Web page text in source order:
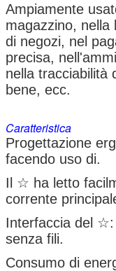
Ampiamente
magazzino, nella
di negozi, nel
precisa,
nella tracciabilità
bene, ecc.
Caratteristica
Progettazione
facendo uso di.
Il ☆ ha letto
corrente
Interfaccia del ☆:
senza fili.
Consumo di